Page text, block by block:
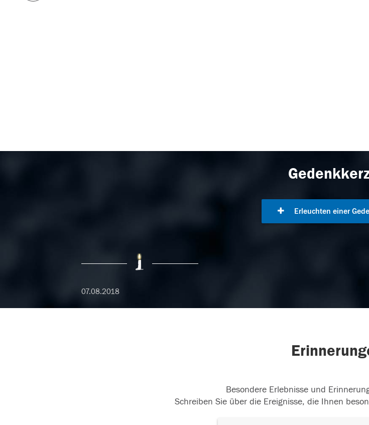
Erleuchten einer
07.08.2018
Besondere Erlebnisse und
Schreiben Sie über die Ereignisse, die Ihnen